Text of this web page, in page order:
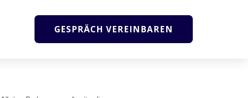
GESPRÄCH VEREINBAREN